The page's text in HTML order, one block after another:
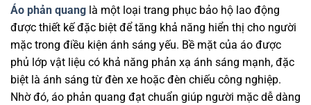
Áo phản quang là một loại trang phục bảo hộ lao động
được thiết kế đặc biệt để tăng khả năng hiển thị cho người
mặc trong điều kiện ánh sáng yếu. Bề mặt của áo được
phủ lớp vật liệu có khả năng phản xạ ánh sáng mạnh, đặc
biệt là ánh sáng từ đèn xe hoặc đèn chiếu công nghiệp.
Nhờ đó, áo phản quang đạt chuẩn giúp người mặc dễ dàng